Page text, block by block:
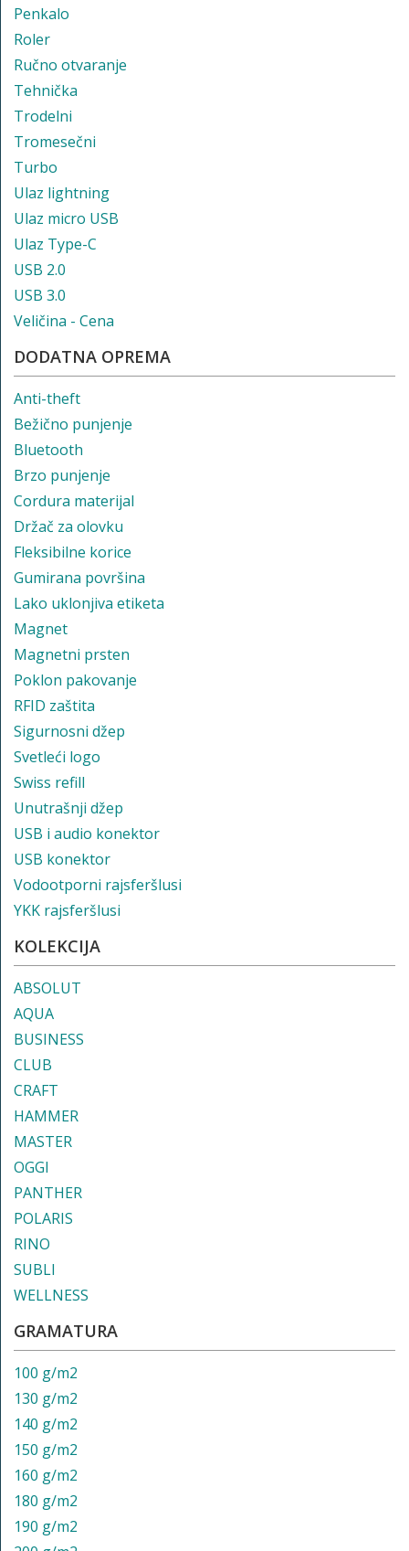
Penkalo
Roler
Ručno otvaranje
Tehnička
Trodelni
Tromesečni
Turbo
Ulaz lightning
Ulaz micro USB
Ulaz Type-C
USB 2.0
USB 3.0
Veličina - Cena
DODATNA OPREMA
Anti-theft
Bežično punjenje
Bluetooth
Brzo punjenje
Cordura materijal
Držač za olovku
Fleksibilne korice
Gumirana površina
Lako uklonjiva etiketa
Magnet
Magnetni prsten
Poklon pakovanje
RFID zaštita
Sigurnosni džep
Svetleći logo
Swiss refill
Unutrašnji džep
USB i audio konektor
USB konektor
Vodootporni rajsferšlusi
YKK rajsferšlusi
KOLEKCIJA
ABSOLUT
AQUA
BUSINESS
CLUB
CRAFT
HAMMER
MASTER
OGGI
PANTHER
POLARIS
RINO
SUBLI
WELLNESS
GRAMATURA
100 g/m2
130 g/m2
140 g/m2
150 g/m2
160 g/m2
180 g/m2
190 g/m2